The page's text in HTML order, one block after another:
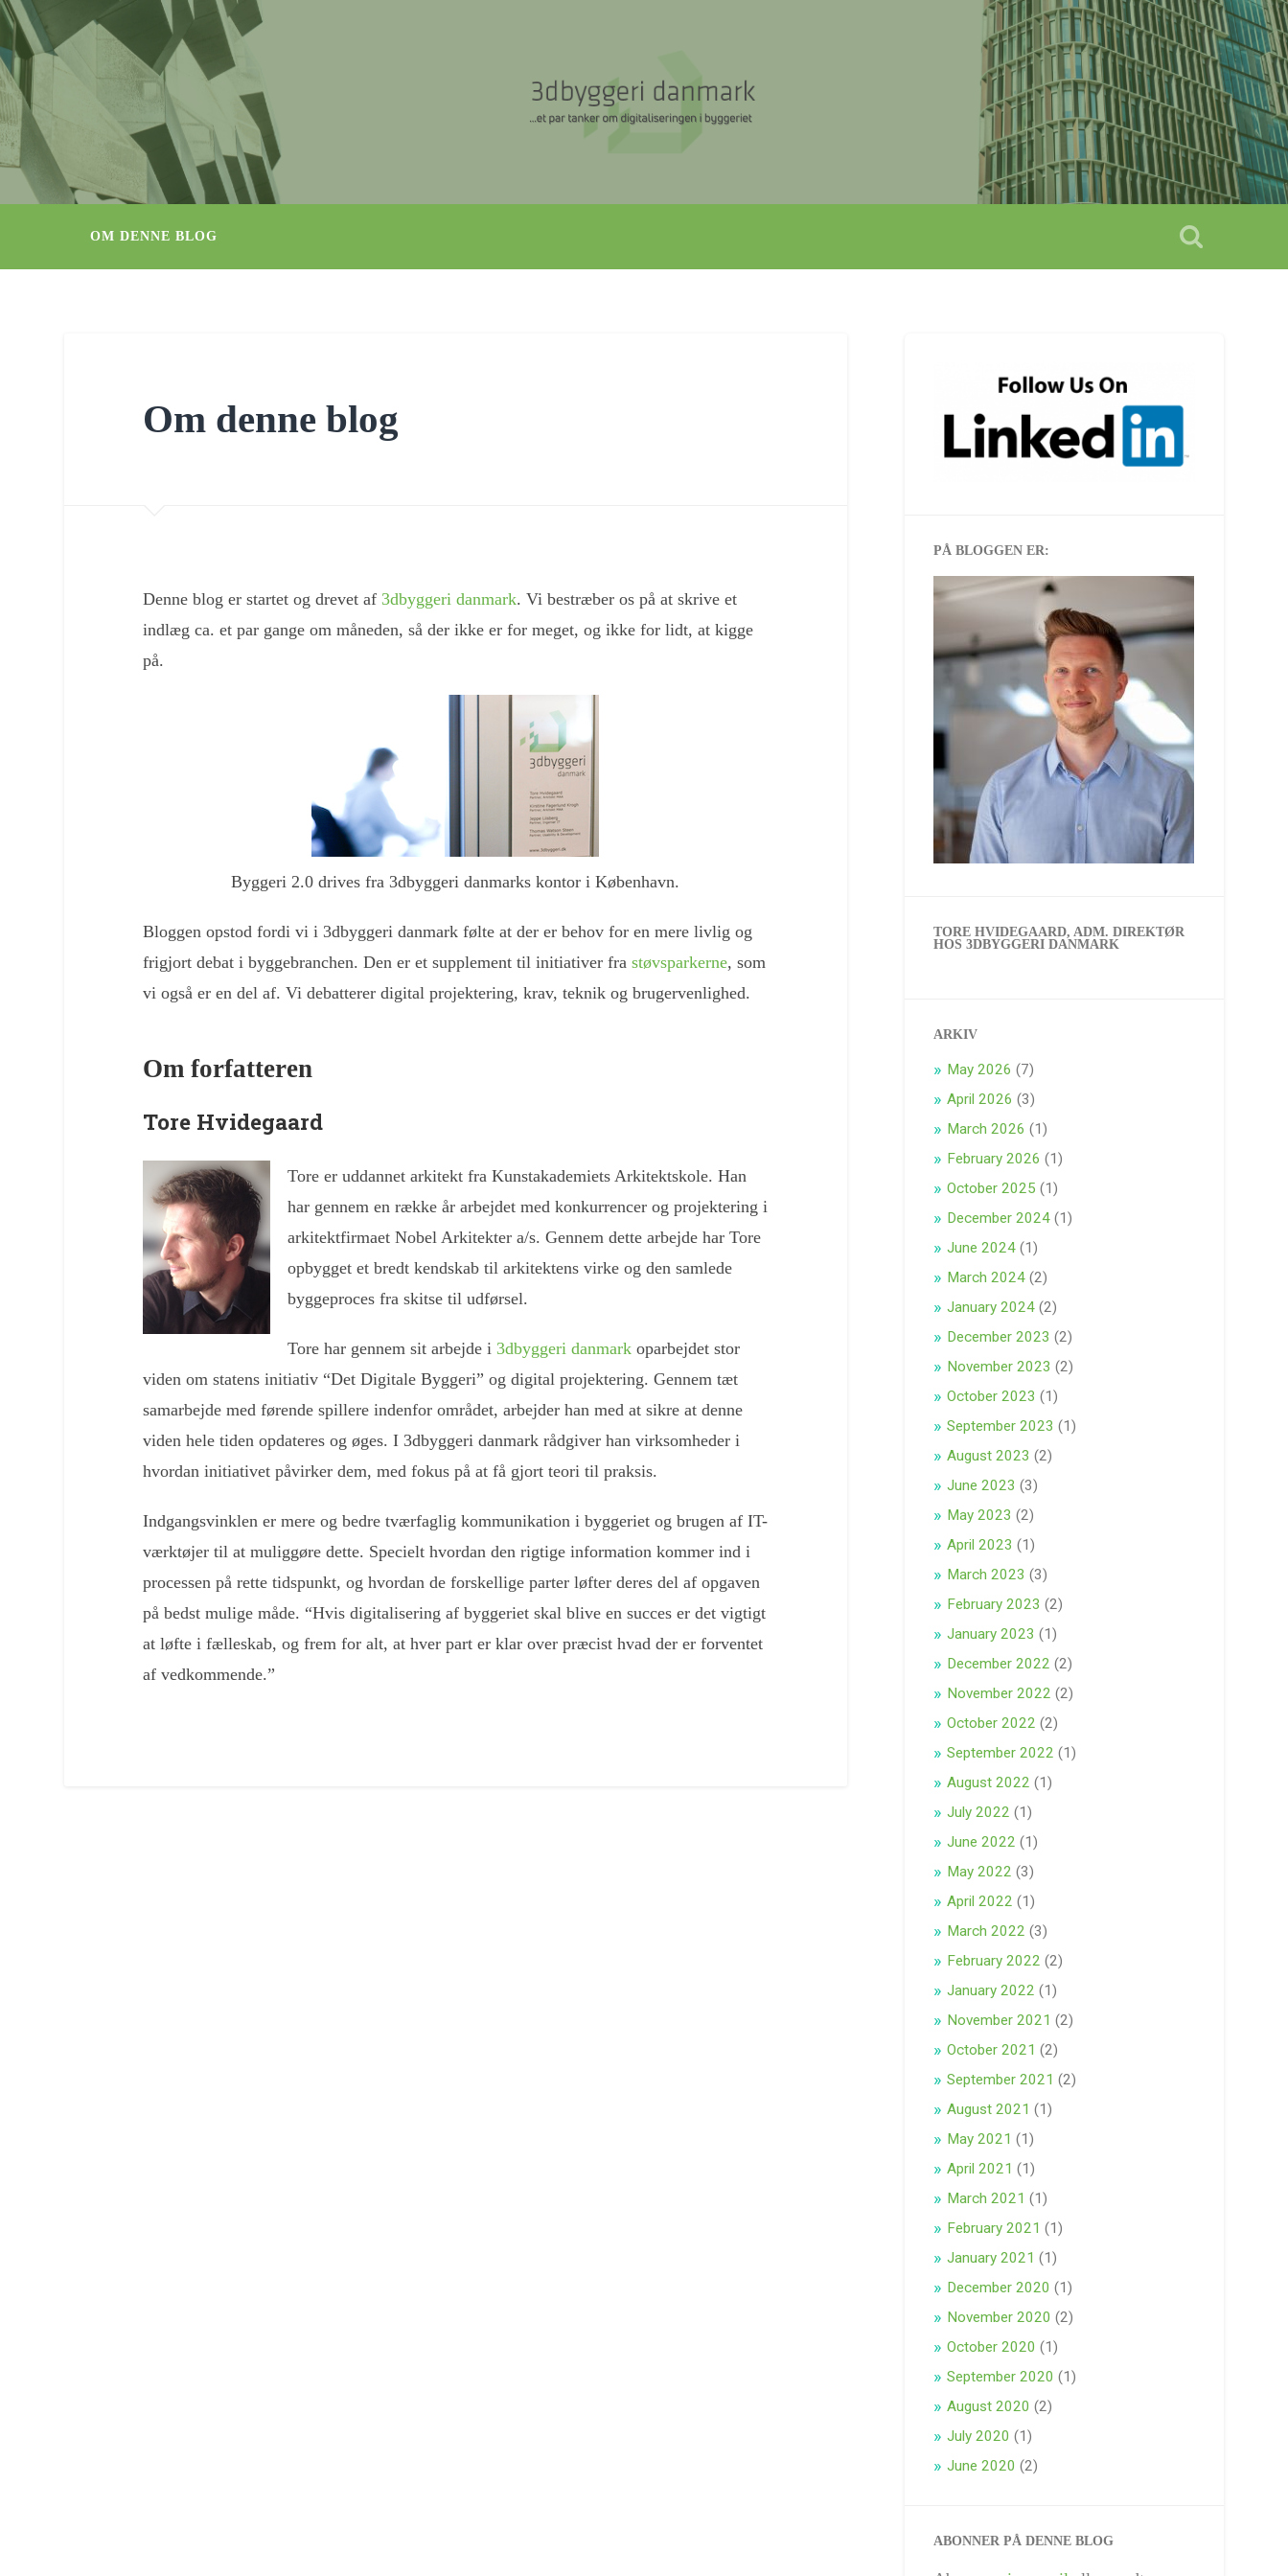
OM DENNE BLOG
Om denne blog
Denne blog er startet og drevet af 3dbyggeri danmark. Vi bestræber os på at skrive et
indlæg ca. et par gange om måneden, så der ikke er for meget, og ikke for lidt, at kigge
på.
Byggeri 2.0 drives fra 3dbyggeri danmarks kontor i København.
Bloggen opstod fordi vi i 3dbyggeri danmark følte at der er behov for en mere livlig og
frigjort debat i byggebranchen. Den er et supplement til initiativer fra støvsparkerne, som
vi også er en del af. Vi debatterer digital projektering, krav, teknik og brugervenlighed.
Om forfatteren
Tore Hvidegaard
Tore er uddannet arkitekt fra Kunstakademiets Arkitektskole. Han
har gennem en række år arbejdet med konkurrencer og projektering i
arkitektfirmaet Nobel Arkitekter a/s. Gennem dette arbejde har Tore
opbygget et bredt kendskab til arkitektens virke og den samlede
byggeproces fra skitse til udførsel.
Tore har gennem sit arbejde i 3dbyggeri danmark oparbejdet stor
viden om statens initiativ “Det Digitale Byggeri” og digital projektering. Gennem tæt
samarbejde med førende spillere indenfor området, arbejder han med at sikre at denne
viden hele tiden opdateres og øges. I 3dbyggeri danmark rådgiver han virksomheder i
hvordan initiativet påvirker dem, med fokus på at få gjort teori til praksis.
Indgangsvinklen er mere og bedre tværfaglig kommunikation i byggeriet og brugen af IT-
værktøjer til at muliggøre dette. Specielt hvordan den rigtige information kommer ind i
processen på rette tidspunkt, og hvordan de forskellige parter løfter deres del af opgaven
på bedst mulige måde. “Hvis digitalisering af byggeriet skal blive en succes er det vigtigt
at løfte i fælleskab, og frem for alt, at hver part er klar over præcist hvad der er forventet
af vedkommende.”
PÅ BLOGGEN ER:
TORE HVIDEGAARD, ADM. DIREKTØR
HOS 3DBYGGERI DANMARK
ARKIV
May 2026 (7)
April 2026 (3)
March 2026 (1)
February 2026 (1)
October 2025 (1)
December 2024 (1)
June 2024 (1)
March 2024 (2)
January 2024 (2)
December 2023 (2)
November 2023 (2)
October 2023 (1)
September 2023 (1)
August 2023 (2)
June 2023 (3)
May 2023 (2)
April 2023 (1)
March 2023 (3)
February 2023 (2)
January 2023 (1)
December 2022 (2)
November 2022 (2)
October 2022 (2)
September 2022 (1)
August 2022 (1)
July 2022 (1)
June 2022 (1)
May 2022 (3)
April 2022 (1)
March 2022 (3)
February 2022 (2)
January 2022 (1)
November 2021 (2)
October 2021 (2)
September 2021 (2)
August 2021 (1)
May 2021 (1)
April 2021 (1)
March 2021 (1)
February 2021 (1)
January 2021 (1)
December 2020 (1)
November 2020 (2)
October 2020 (1)
September 2020 (1)
August 2020 (2)
July 2020 (1)
June 2020 (2)
ABONNER PÅ DENNE BLOG